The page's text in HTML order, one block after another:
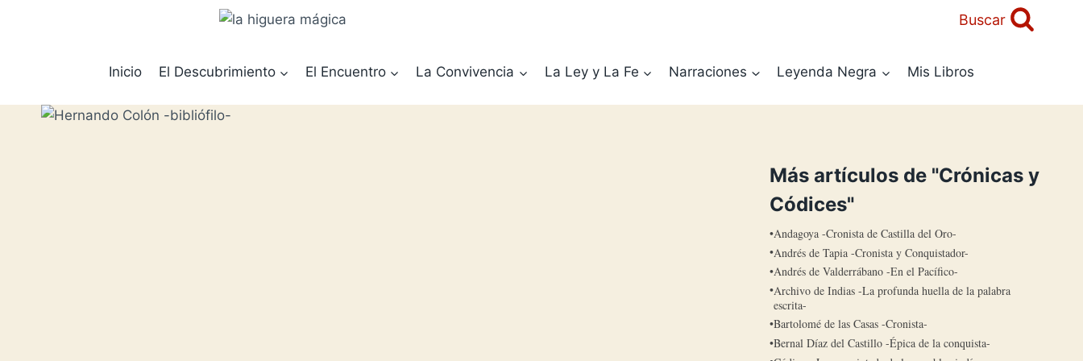
Buscar
Inicio El Descubrimiento El Encuentro La Convivencia La Ley y La Fe Narraciones Leyenda Negra Mis Libros
Más artículos de "Crónicas y
Códices"
Andagoya -Cronista de Castilla del Oro-
Andrés de Tapia -Cronista y Conquistador-
Andrés de Valderrábano -En el Pacífico-
Archivo de Indias -La profunda huella de la palabra
escrita-
Bartolomé de las Casas -Cronista-
Bernal Díaz del Castillo -Épica de la conquista-